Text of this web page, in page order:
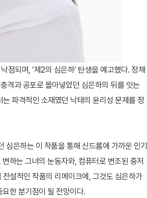
점되며, ‘제2의 심은하’ 탄생을 예고했다. 정채
격과 공포로 몰아넣었던 심은하의 뒤를 잇는
파격적인 소재였던 낙태의 윤리성 문제를 정
심은하는 이 작품을 통해 신드롬에 가까운 인기
하는 그녀의 눈동자와, 컴퓨터로 변조된 중저
설적인 작품의 리메이크에, 그것도 심은하가
한 분기점이 될 전망이다.